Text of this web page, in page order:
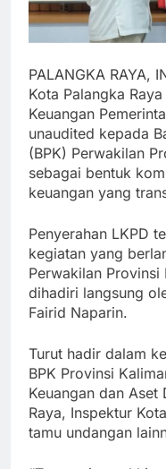
PALANGKA RAYA,
Kota Palangka
Keuangan
unaudited kepada
(BPK) Perwakilan
sebagai bentuk
keuangan yang
Penyerahan LKPD
kegiatan yang
Perwakilan Provinsi
dihadiri langsung
Fairid Naparin.
Turut hadir dalam
BPK Provinsi
Keuangan dan Aset
Raya, Inspektur
tamu undangan